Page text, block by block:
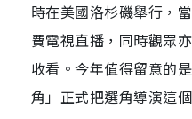
時在美國洛杉磯舉行，
費電視直播，同時觀眾
收看。今年值得留意的
角」正式把選角導演這